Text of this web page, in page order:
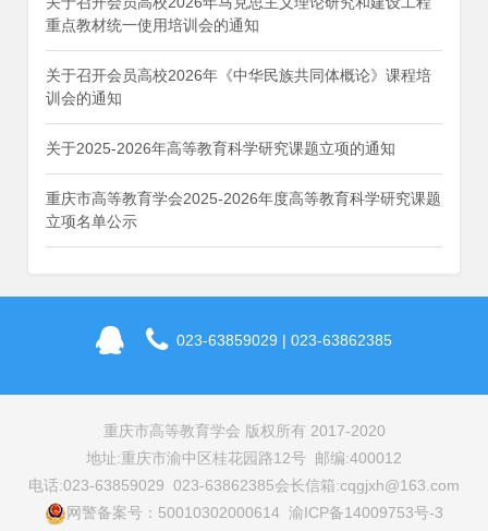
重点教材统一使用培训会的通知
关于召开会员高校2026年《中华民族共同体概论》课程培
训会的通知
关于2025-2026年高等教育科学研究课题立项的通知
重庆市高等教育学会2025-2026年度高等教育科学研究课题
立项名单公示
023-63859029 | 023-63862385
重庆市高等教育学会 版权所有 2017-2020
地址:重庆市渝中区桂花园路12号 邮编:400012
电话:023-63859029 023-63862385会长信箱:cqgjxh@163.com
网警备案号：50010302000614 渝ICP备14009753号-3